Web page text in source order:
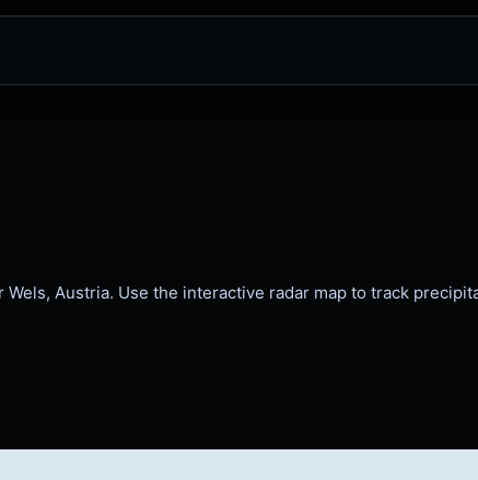
Austria. Use the interactive radar map to track